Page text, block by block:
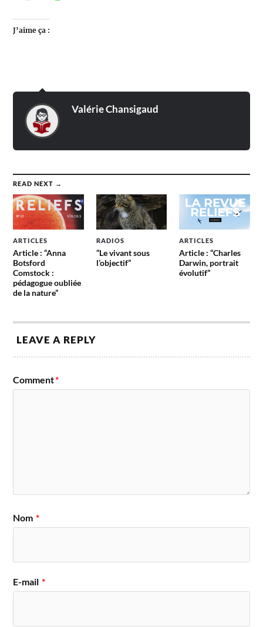
J’aime ça :
Valérie Chansigaud
READ NEXT →
ARTICLES
Article : “Anna
Botsford
Comstock :
pédagogue oubliée
de la nature”
RADIOS
“Le vivant sous
l’objectif”
ARTICLES
Article : “Charles
Darwin, portrait
évolutif”
LEAVE A REPLY
Comment*
Nom *
E-mail *